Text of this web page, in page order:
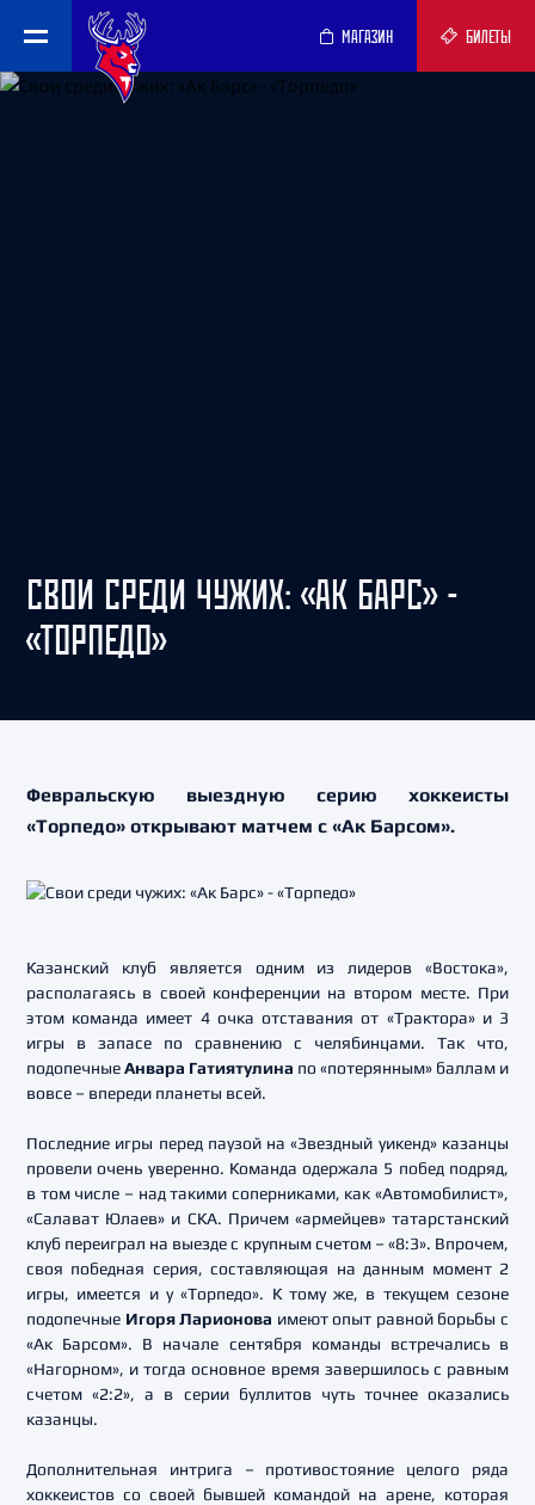
МАГАЗИН БИЛЕТЫ
СВОИ СРЕДИ ЧУЖИХ: «АК БАРС» -
«ТОРПЕДО»
Февральскую выездную серию хоккеисты
«Торпедо» открывают матчем с «Ак Барсом».
Казанский клуб является одним из лидеров «Востока»,
располагаясь в своей конференции на втором месте. При
этом команда имеет 4 очка отставания от «Трактора» и 3
игры в запасе по сравнению с челябинцами. Так что,
подопечныеАнвара Гатиятулина по «потерянным» баллам и
вовсе – впереди планеты всей.
Последние игры перед паузой на «Звездный уикенд» казанцы
провели очень уверенно. Команда одержала 5 побед подряд,
в том числе – над такими соперниками, как «Автомобилист»,
«Салават Юлаев» и СКА. Причем «армейцев» татарстанский
клуб переиграл на выезде с крупным счетом – «8:3». Впрочем,
своя победная серия, составляющая на данным момент 2
игры, имеется и у «Торпедо». К тому же, в текущем сезоне
подопечные Игоря Ларионова имеют опыт равной борьбы с
«Ак Барсом». В начале сентября команды встречались в
«Нагорном», и тогда основное время завершилось с равным
счетом «2:2», а в серии буллитов чуть точнее оказались
казанцы.
Дополнительная интрига – противостояние целого ряда
хоккеистов со своей бывшей командой на арене, которая